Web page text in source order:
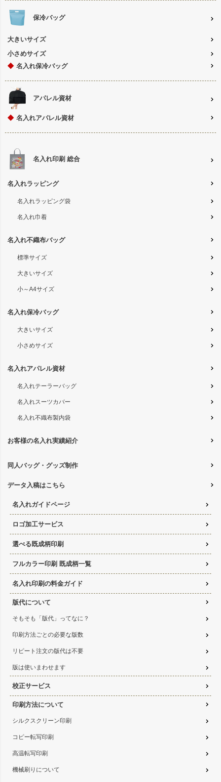
保冷バッグ
大きいサイズ
小さめサイズ
◆ 名入れ保冷バッグ
アパレル資材
◆ 名入れアパレル資材
名入れ印刷 総合
名入れラッピング
名入れラッピング袋
名入れ巾着
名入れ不織布バッグ
標準サイズ
大きいサイズ
小～A4サイズ
名入れ保冷バッグ
大きいサイズ
小さめサイズ
名入れアパレル資材
名入れテーラーバッグ
名入れスーツカバー
名入れ不織布製内袋
お客様の名入れ実績紹介
同人バッグ・グッズ制作
データ入稿はこちら
名入れガイドページ
ロゴ加工サービス
選べる既成柄印刷
フルカラー印刷 既成柄一覧
名入れ印刷の料金ガイド
版代について
そもそも「版代」ってなに？
印刷方法ごとの必要な版数
リピート注文の版代は不要
版は使いまわせます
校正サービス
印刷方法について
シルクスクリーン印刷
コピー転写印刷
高温転写印刷
機械刷りについて